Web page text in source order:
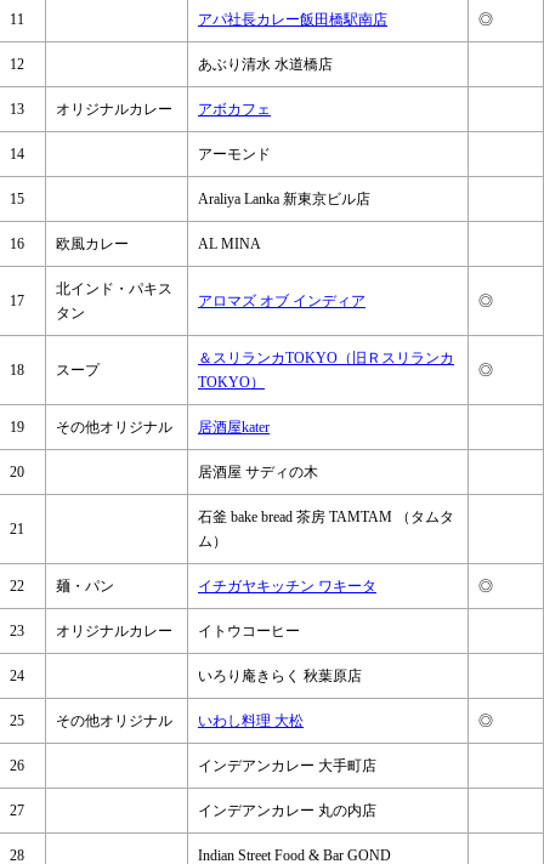
11 アパ社長カレー飯田橋駅南店 ◎
12 あぶり清水 水道橋店
13 オリジナルカレー アボカフェ
14 アーモンド
15 Araliya Lanka 新東京ビル店
16 欧風カレー AL MINA
17
北インド・パキス
タン
アロマズ オブ インディア ◎
18 スープ
＆スリランカTOKYO（旧Ｒスリランカ
TOKYO）
◎
19 その他オリジナル 居酒屋kater
20 居酒屋 サディの木
21
石釜 bake bread 茶房 TAMTAM （タムタ
ム）
22 麺・パン イチガヤキッチン ワキータ ◎
23 オリジナルカレー イトウコーヒー
24 いろり庵きらく 秋葉原店
25 その他オリジナル いわし料理 大松 ◎
26 インデアンカレー 大手町店
27 インデアンカレー 丸の内店
28 Indian Street Food & Bar GOND